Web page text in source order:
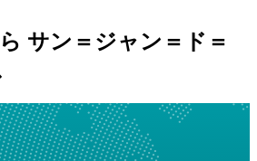
サン＝ジャン＝ド＝